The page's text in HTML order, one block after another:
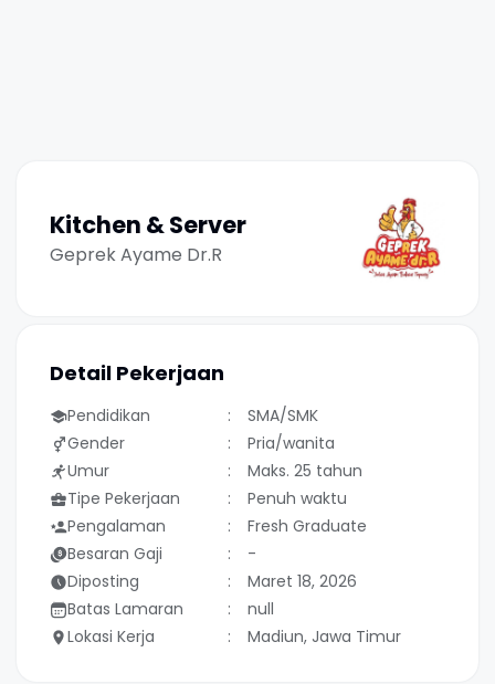
Kitchen & Server
Geprek Ayame Dr.R
Detail Pekerjaan
Pendidikan
SMA/SMK
Gender
Pria/wanita
Umur
Maks. 25 tahun
Tipe Pekerjaan
Penuh waktu
Pengalaman
Fresh Graduate
Besaran Gaji
-
Diposting
Maret 18, 2026
Batas Lamaran
null
Lokasi Kerja
Madiun, Jawa Timur